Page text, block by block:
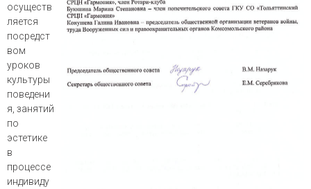
осуществ
ляется
посредст
вом
уроков
культуры
поведени
я, занятий
по
эстетике
в
процессе
индивиду